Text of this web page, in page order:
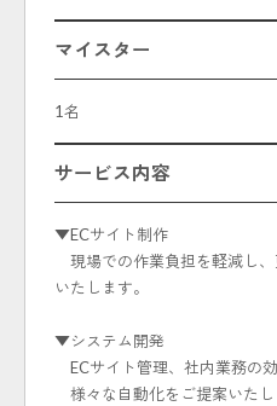
マイスター
1名
サービス内容
▼ECサイト制作
現場での作業負担を軽減し
いたします。
▼システム開発
ECサイト管理、社内業務の
様々な自動化をご提案いたし